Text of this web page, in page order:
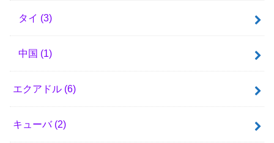
タイ (3)
中国 (1)
エクアドル (6)
キューバ (2)